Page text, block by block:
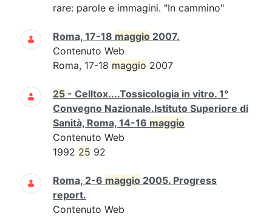
rare: parole e immagini. "In cammino"
Roma, 17-18 maggio 2007.
Contenuto Web
Roma, 17-18 maggio 2007
25 - Celltox....Tossicologia in vitro. 1°
Convegno Nazionale.Istituto Superiore di
Sanità, Roma, 14-16 maggio
Contenuto Web
1992 25 92
Roma, 2-6 maggio 2005. Progress
report.
Contenuto Web